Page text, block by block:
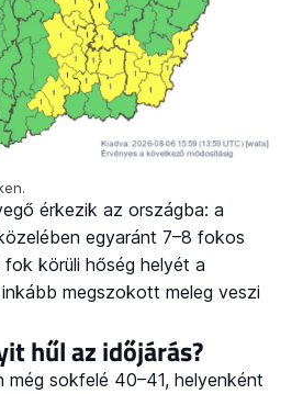
érkezik az országba: a
egyaránt 7–8 fokos
körüli hőség helyét a
megszokott meleg veszi
hűl az időjárás?
sokfelé 40–41, helyenként